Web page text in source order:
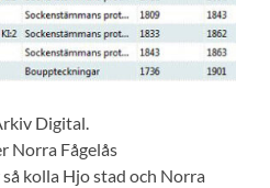
Digital.
Norra Fågelås
kolla Hjo stad och Norra